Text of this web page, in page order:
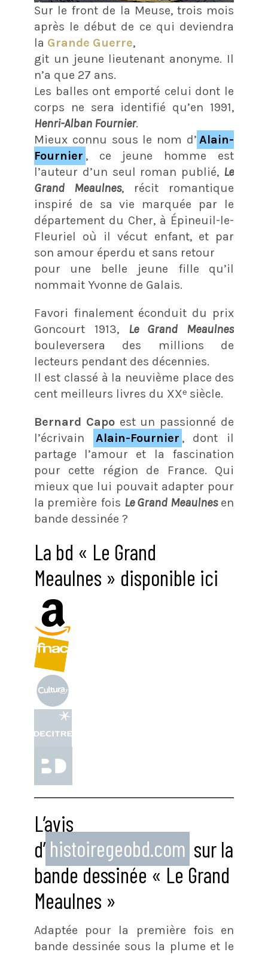
Sur le front de la Meuse, trois mois
après le début de ce qui deviendra
la Grande Guerre,
git un jeune lieutenant anonyme. Il
n’a que 27 ans.
Les balles ont emporté celui dont le
corps ne sera identifié qu’en 1991,
Henri-Alban Fournier.
Mieux connu sous le nom d’ Alain-
Fournier , ce jeune homme est
l’auteur d’un seul roman publié, Le
Grand Meaulnes, récit romantique
inspiré de sa vie marquée par le
département du Cher, à Épineuil-le-
Fleuriel où il vécut enfant, et par
son amour éperdu et sans retour
pour une belle jeune fille qu’il
nommait Yvonne de Galais.
Favori finalement éconduit du prix
Goncourt 1913, Le Grand Meaulnes
bouleversera des millions de
lecteurs pendant des décennies.
Il est classé à la neuvième place des
cent meilleurs livres du XXᵉ siècle.
Bernard Capoest un passionné de
l’écrivain
Alain-Fournier , dont il
partage l’amour et la fascination
pour cette région de France. Qui
mieux que lui pouvait adapter pour
la première fois Le Grand Meaulnesen
bande dessinée ?
La bd « Le Grand
Meaulnes » disponible ici
L’avis
d’ histoiregeobd.com sur la
bande dessinée « Le Grand
Meaulnes »
Adaptée pour la première fois en
bande dessinée sous la plume et le